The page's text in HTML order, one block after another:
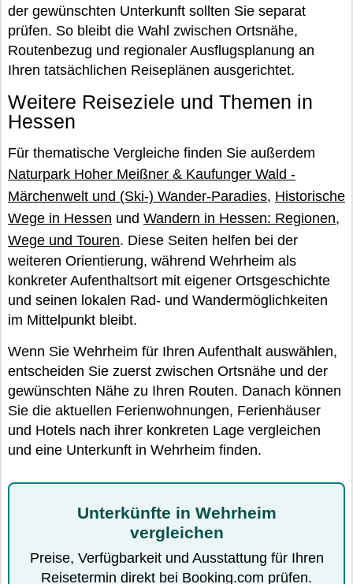
der gewünschten Unterkunft sollten Sie separat
prüfen. So bleibt die Wahl zwischen Ortsnähe,
Routenbezug und regionaler Ausflugsplanung an
Ihren tatsächlichen Reiseplänen ausgerichtet.
Weitere Reiseziele und Themen in
Hessen
Für thematische Vergleiche finden Sie außerdem
Naturpark Hoher Meißner & Kaufunger Wald -
Märchenwelt und (Ski-) Wander-Paradies, Historische
Wege in Hessen und Wandern in Hessen: Regionen,
Wege und Touren. Diese Seiten helfen bei der
weiteren Orientierung, während Wehrheim als
konkreter Aufenthaltsort mit eigener Ortsgeschichte
und seinen lokalen Rad- und Wandermöglichkeiten
im Mittelpunkt bleibt.
Wenn Sie Wehrheim für Ihren Aufenthalt auswählen,
entscheiden Sie zuerst zwischen Ortsnähe und der
gewünschten Nähe zu Ihren Routen. Danach können
Sie die aktuellen Ferienwohnungen, Ferienhäuser
und Hotels nach ihrer konkreten Lage vergleichen
und eine Unterkunft in Wehrheim finden.
Unterkünfte in Wehrheim
vergleichen
Preise, Verfügbarkeit und Ausstattung für Ihren
Reisetermin direkt bei Booking.com prüfen.